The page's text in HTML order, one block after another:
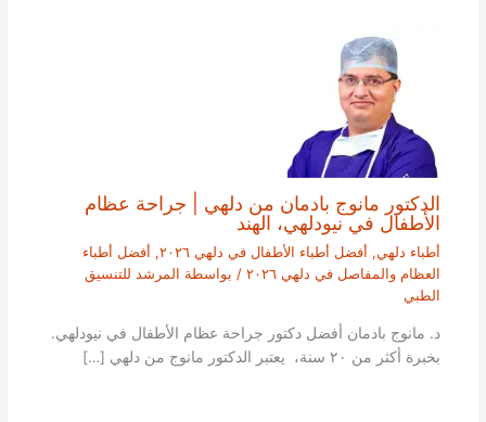
الدكتور مانوج بادمان من دلهي | جراحة عظام
الأطفال في نيودلهي، الهند
أطباء دلهي, أفضل أطباء الأطفال في دلهي ٢٠٢٦ , أفضل أطباء
العظام والمفاصل في دلهي ٢٠٢٦
/ بواسطة المرشد للتنسيق
الطبي
د. مانوج بادمان أفضل دكتور جراحة عظام الأطفال في نيودلهي.
بخبرة أكثر من ٢٠ سنة، يعتبر الدكتور مانوج من دلهي […]